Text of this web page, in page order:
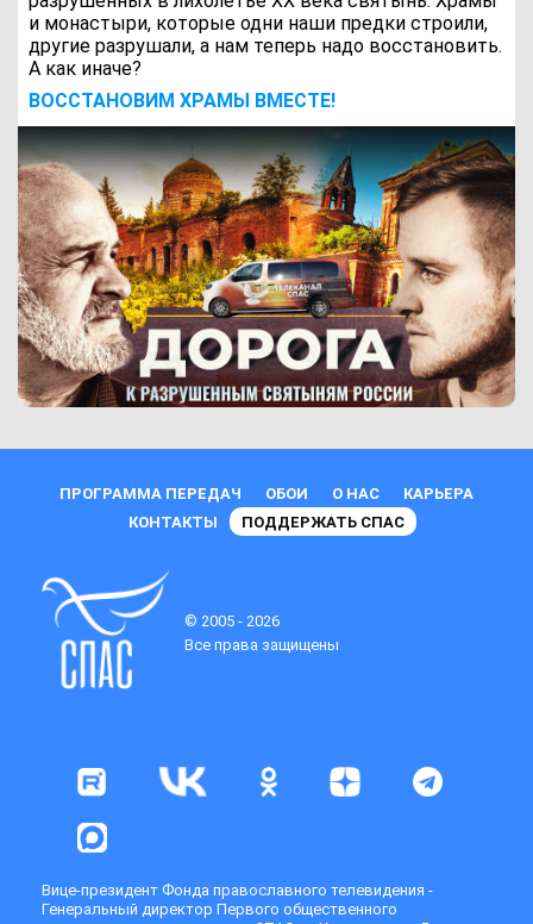
и монастыри, которые одни наши предки строили,
другие разрушали, а нам теперь надо восстановить.
А как иначе?
ВОCСТАНОВИМ ХРАМЫ ВМЕСТЕ!
ПРОГРАММА ПЕРЕДАЧ ОБОИ О НАС
КАРЬЕРА
КОНТАКТЫ
ПОДДЕРЖАТЬ СПАС
© 2005 - 2026
Все права защищены
Вице-президент Фонда православного телевидения -
Генеральный директор Первого общественного